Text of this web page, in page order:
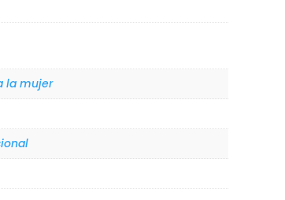
la mujer